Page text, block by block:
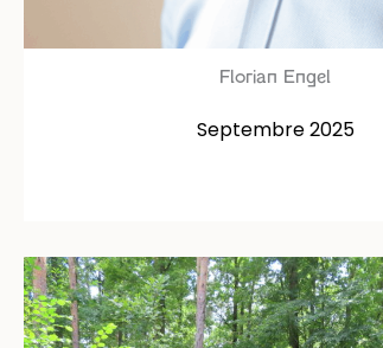
Florian Engel
Septembre 2025